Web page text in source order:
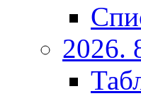
2026.